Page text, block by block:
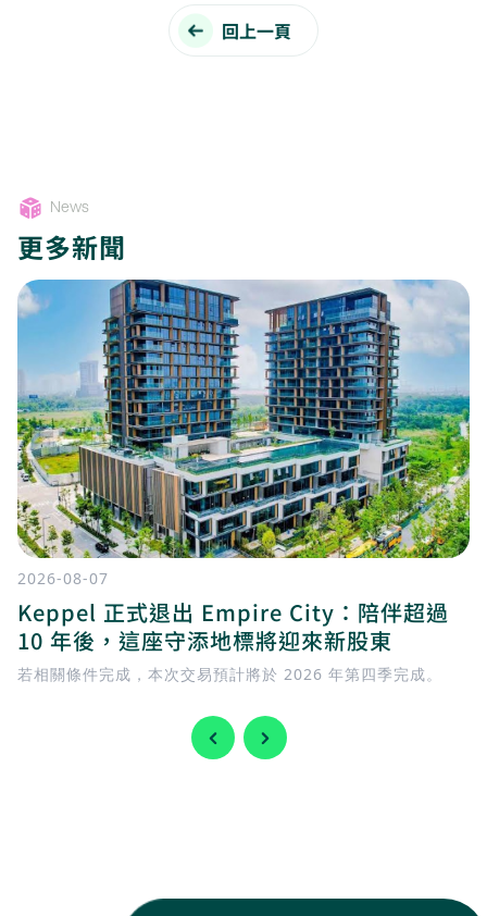
回上一頁
News
更多新聞
2026-08-07
Keppel 正式退出 Empire City：陪伴超過
10 年後，這座守添地標將迎來新股東
若相關條件完成，本次交易預計將於 2026 年第四季完成。